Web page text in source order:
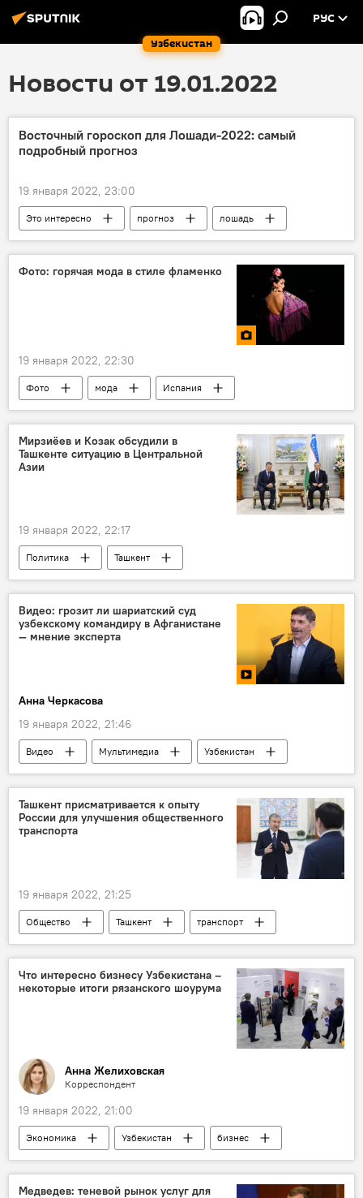
Узбекистан
РУС
Новости от 19.01.2022
Восточный гороскоп для Лошади-2022: самый
подробный прогноз
19 января 2022, 23:00
Это интересно прогноз
лошадь
гороскоп
Фото: горячая мода в стиле фламенко
19 января 2022, 22:30
Фото мода Испания
Мирзиёев и Козак обсудили в
Ташкенте ситуацию в Центральной
Азии
19 января 2022, 22:17
Политика
Ташкент
Шавкат Мирзиёев
Центральная Азия
Дмитрий Козак
Видео: грозит ли шариатский суд
узбекскому командиру в Афганистане
— мнение эксперта
Анна Черкасова
19 января 2022, 21:46
Видео Мультимедиа
Узбекистан
Афганистан
суд
Ташкент присматривается к опыту
России для улучшения общественного
транспорта
19 января 2022, 21:25
Общество Ташкент
транспорт
опыт
Что интересно бизнесу Узбекистана –
некоторые итоги рязанского шоурума
Анна Желиховская
Корреспондент
19 января 2022, 21:00
Экономика Узбекистан
бизнес
Рязанская область
Медведев: теневой рынок услуг для